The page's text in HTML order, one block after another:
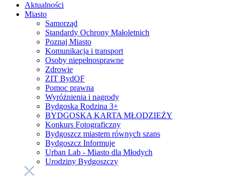
Aktualności
Miasto
Samorząd
Standardy Ochrony Małoletnich
Poznaj Miasto
Komunikacja i transport
Osoby niepełnosprawne
Zdrowie
ZIT BydOF
Pomoc prawna
Wyróżnienia i nagrody
Bydgoska Rodzina 3+
BYDGOSKA KARTA MŁODZIEŻY
Konkurs Fotograficzny
Bydgoszcz miastem równych szans
Bydgoszcz Informuje
Urban Lab - Miasto dla Młodych
Urodziny Bydgoszczy